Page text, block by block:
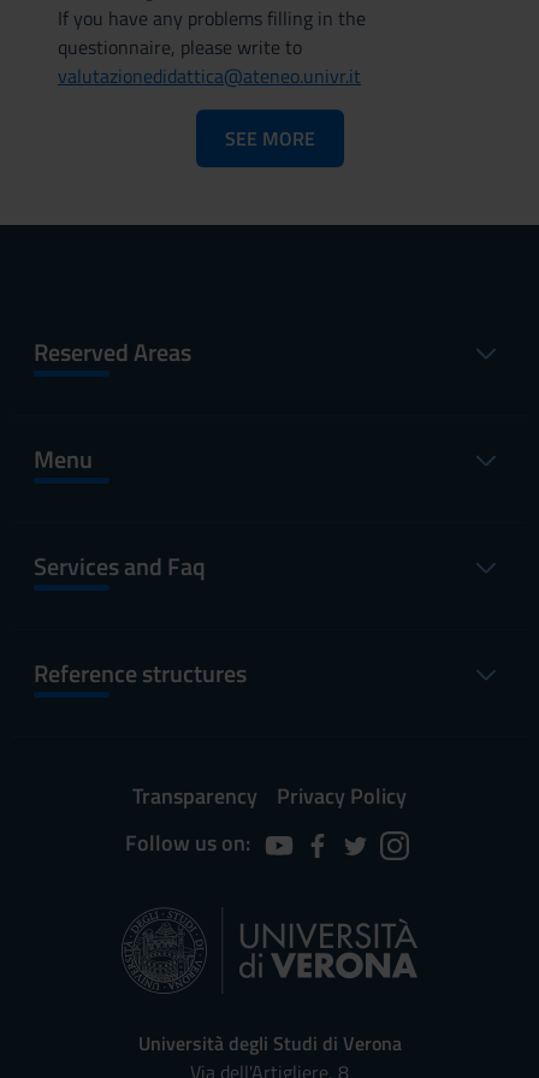
If you have any problems filling in the
questionnaire, please write to
valutazionedidattica@ateneo.univr.it
SEE MORE
Reserved Areas
Menu
Services and Faq
Reference structures
Transparency
Privacy Policy
Follow us on:
Università degli Studi di Verona
Via dell'Artigliere, 8